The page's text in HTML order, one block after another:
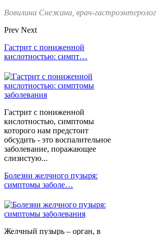
Вовилина Снежана, врач-
Prev Next
Гастрит с пониженной
кислотностью: симпт…
Гастрит с пониженной
кислотностью, симптомы
которого нам предстоит
обсудить - это воспалительное
заболевание, поражающее
слизистую...
Болезни желчного пузыря:
симптомы заболе…
Желчный пузырь – орган, в